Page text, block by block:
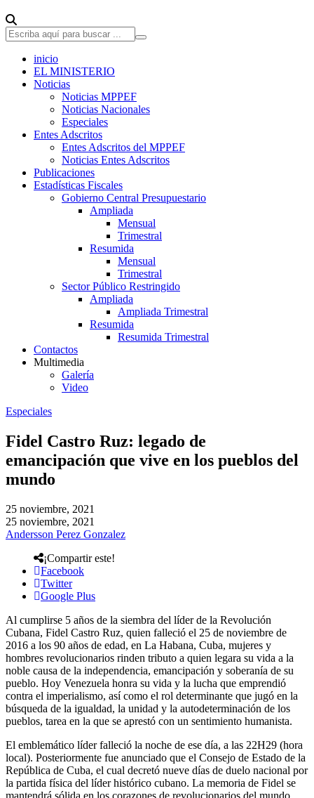
inicio
EL MINISTERIO
Noticias
Noticias MPPEF
Noticias Nacionales
Especiales
Entes Adscritos
Entes Adscritos del MPPEF
Noticias Entes Adscritos
Publicaciones
Estadísticas Fiscales
Gobierno Central Presupuestario
Ampliada
Mensual
Trimestral
Resumida
Mensual
Trimestral
Sector Público Restringido
Ampliada
Ampliada Trimestral
Resumida
Resumida Trimestral
Contactos
Multimedia
Galería
Video
Especiales
Fidel Castro Ruz: legado de
emancipación que vive en los pueblos del
mundo
25 noviembre, 2021
25 noviembre, 2021
Andersson Perez Gonzalez
¡Compartir este!
Facebook
Twitter
Google Plus
Al cumplirse 5 años de la siembra del líder de la Revolución
Cubana, Fidel Castro Ruz, quien falleció el 25 de noviembre de
2016 a los 90 años de edad, en La Habana, Cuba, mujeres y
hombres revolucionarios rinden tributo a quien legara su vida a la
noble causa de la independencia, emancipación y soberanía de su
pueblo. Hoy Venezuela honra su vida y la lucha que emprendió
contra el imperialismo, así como el rol determinante que jugó en la
búsqueda de la igualdad, la unidad y la autodeterminación de los
pueblos, tarea en la que se aprestó con un sentimiento humanista.
El emblemático líder falleció la noche de ese día, a las 22H29 (hora
local). Posteriormente fue anunciado que el Consejo de Estado de la
República de Cuba, el cual decretó nueve días de duelo nacional por
la partida física del líder histórico cubano. La memoria de Fidel se
mantendrá sólida en los corazones de revolucionarios del mundo,